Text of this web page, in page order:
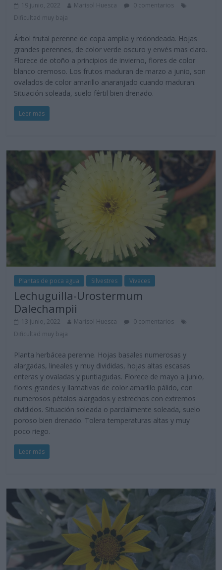
19 junio, 2022 Marisol Huesca
0 comentarios
Dificultad muy baja
Árbol frutal perenne de copa amplia y redondeada. Hojas
grandes perennes, de color verde oscuro y envés mas claro.
Florece de otoño a principios de invierno, flores de color
blanco cremoso. Los frutos maduran de marzo a junio, son
ovalados de color amarillo anaranjado cuando maduran.
Situación soleada, suelo fértil bien drenado.
Leer más
Plantas de poca agua Silvestres Vivaces
Lechuguilla-Urostermum
Dalechampii
13 junio, 2022 Marisol Huesca
0 comentarios
Dificultad muy baja
Planta herbácea perenne. Hojas basales numerosas y
alargadas, lineales y muy divididas, hojas altas escasas
enteras y ovaladas y puntiagudas. Florece de mayo a junio,
flores grandes y llamativas de color amarillo pálido, con
numerosos pétalos alargados y estrechos con extremos
divididos. Situación soleada o parcialmente soleada, suelo
poroso bien drenado. Tolera temperaturas altas y muy
poco riego.
Leer más